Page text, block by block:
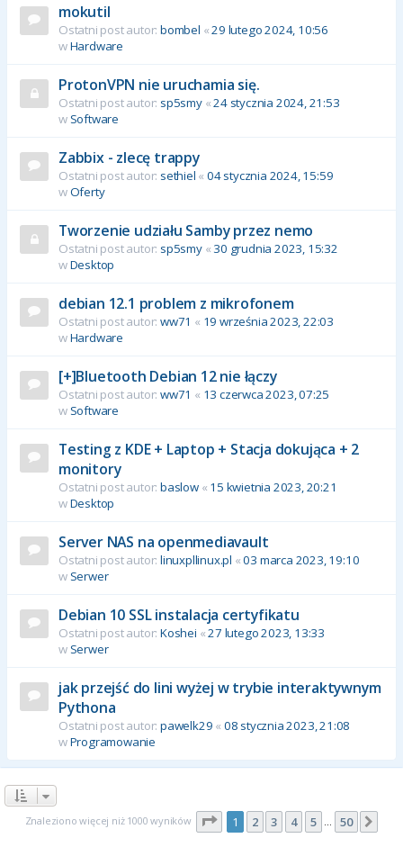
mokutil
Ostatni post autor: bombel «29 lutego 2024, 10:56
wHardware
ProtonVPN nie uruchamia się.
Ostatni post autor: sp5smy«24 stycznia 2024, 21:53
w Software
Zabbix - zlecę trappy
Ostatni post autor: sethiel «04 stycznia 2024, 15:59
wOferty
Tworzenie udziału Samby przez nemo
Ostatni post autor: sp5smy« 30 grudnia 2023, 15:32
wDesktop
debian 12.1 problem z mikrofonem
Ostatni post autor: ww71 « 19 września 2023, 22:03
wHardware
[+]Bluetooth Debian 12 nie łączy
Ostatni post autor: ww71 « 13 czerwca 2023, 07:25
w Software
Testing z KDE + Laptop + Stacja dokująca + 2
monitory
Ostatni post autor: baslow« 15 kwietnia 2023, 20:21
wDesktop
Server NAS na openmediavault
Ostatni post autor: linuxpllinux.pl «03 marca 2023, 19:10
w Serwer
Debian 10 SSL instalacja certyfikatu
Ostatni post autor: Koshei «27 lutego 2023, 13:33
w Serwer
jak przejść do lini wyżej w trybie interaktywnym
Pythona
Ostatni post autor: pawelk29 « 08 stycznia 2023, 21:08
wProgramowanie
Znaleziono więcej niż 1000 wyników Strona z50
1 2 3 4 5 … 50